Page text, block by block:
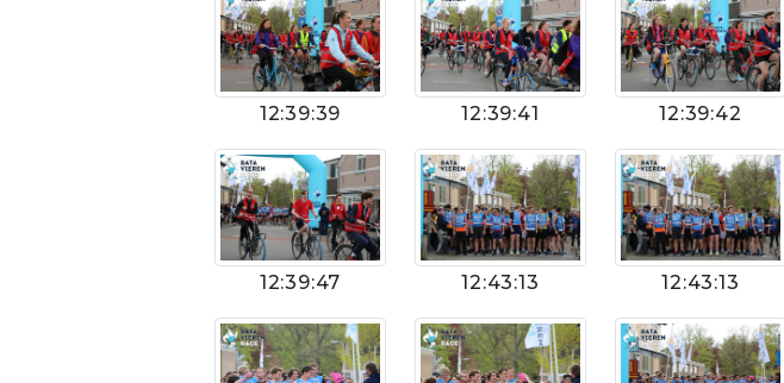
12:39:39 12:39:41 12:39:42
12:39:47 12:43:13 12:43:13